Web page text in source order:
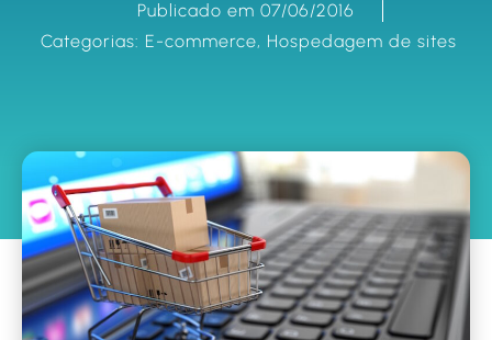
Publicado em 07/06/2016
Categorias: E-commerce, Hospedagem de sites